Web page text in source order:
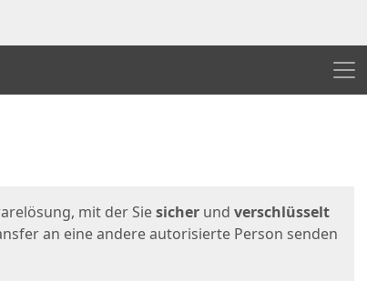
Menü
mit der Siesicher und verschlüsselt
an eine andere autorisierte Person senden